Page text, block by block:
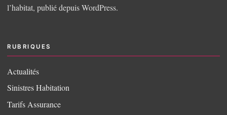
l’habitat, publié depuis WordPress.
RUBRIQUES
Actualités
Sinistres Habitation
Tarifs Assurance